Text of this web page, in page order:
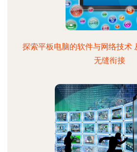
探索平板电脑的软件与网络技术
无缝衔接